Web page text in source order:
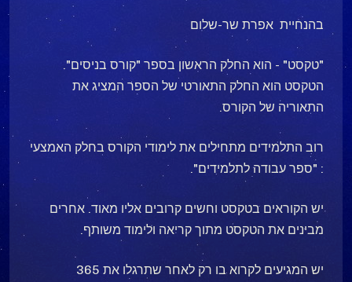
בהנחיית אפרת שר-שלום
"טקסט" - הוא החלק הראשון בספר "קורס בניסים".
הטקסט הוא החלק התאורטי של הספר המציג את
התאוריה של הקורס.
רוב התלמידים מתחילים את לימודי הקורס בחלק האמצעי
: "ספר עבודה לתלמידים".
יש הקוראים בטקסט וחשים קרובים אליו מאוד. אחרים
מבינים את הטקסט מתוך קריאה ולימוד משותף.
יש המגיעים לקרוא בו רק לאחר שתרגלו את 365